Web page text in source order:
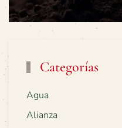
Categorías
Agua
Alianza